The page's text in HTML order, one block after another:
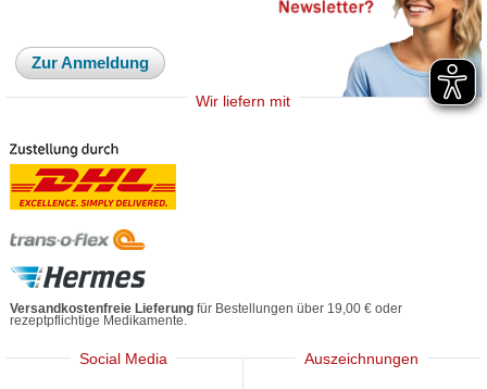
Zur Anmeldung
Wir liefern mit
Versandkostenfreie Lieferung für Bestellungen über 19,00 € oder
rezeptpflichtige Medikamente.
Social Media Auszeichnungen